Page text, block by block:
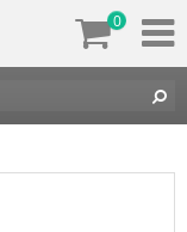
0